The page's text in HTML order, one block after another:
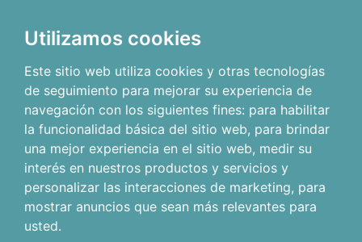
Utilizamos cookies
Este sitio web utiliza cookies y otras tecnologías
de seguimiento para mejorar su experiencia de
navegación con los siguientes fines: para habilitar
la funcionalidad básica del sitio web, para brindar
una mejor experiencia en el sitio web, medir su
interés en nuestros productos y servicios y
personalizar las interacciones de marketing, para
mostrar anuncios que sean más relevantes para
usted.